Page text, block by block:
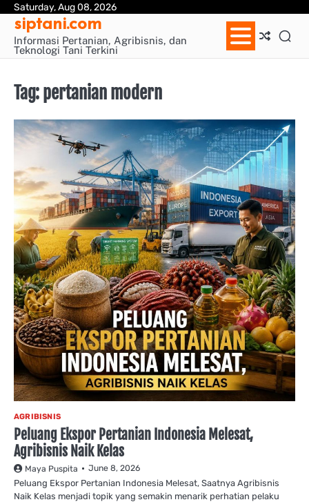
Skip
content
Saturday, Aug 08, 2026
siptani.com
Informasi Pertanian, Agribisnis, dan
Teknologi Tani Terkini
Tag:pertanian modern
AGRIBISNIS
Peluang Ekspor Pertanian Indonesia Melesat,
Agribisnis Naik Kelas
Maya Puspita June 8, 2026
Peluang Ekspor Pertanian Indonesia Melesat, Saatnya Agribisnis
Naik Kelas menjadi topik yang semakin menarik perhatian pelaku